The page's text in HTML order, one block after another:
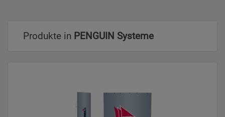
Produkte in PENGUIN Systeme